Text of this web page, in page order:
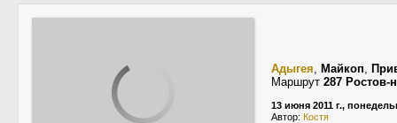
Адыгея, Майкоп,
Маршрут 287
13 июня 2011 г.,
Автор: Костя